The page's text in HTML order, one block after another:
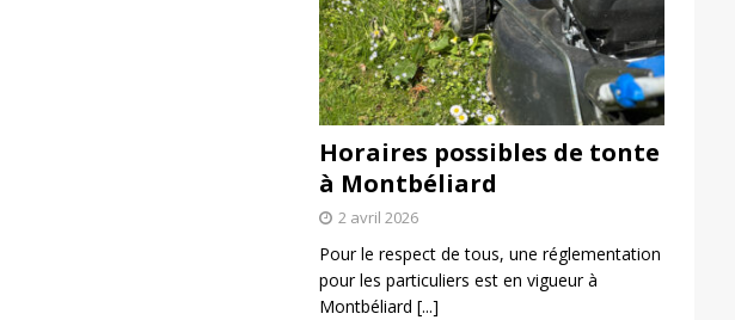
Horaires possibles de tonte
à Montbéliard
2 avril 2026
Pour le respect de tous, une réglementation
pour les particuliers est en vigueur à
Montbéliard [...]